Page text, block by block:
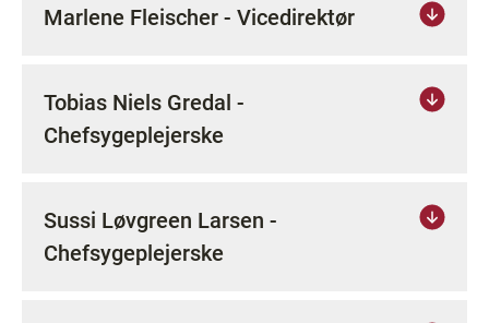
Marlene Fleischer - Vicedirektør
Tobias Niels Gredal -
Chefsygeplejerske
Sussi Løvgreen Larsen -
Chefsygeplejerske